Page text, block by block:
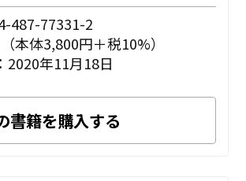
487-77331-2
本体3,800円＋税10%）
2020年11月18日
書籍を購入する